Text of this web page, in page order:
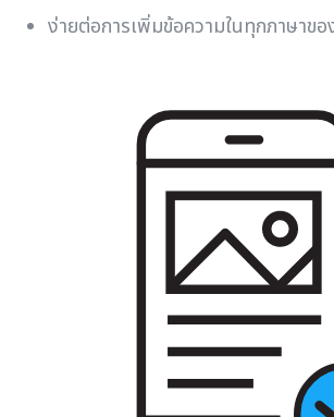
ง่ายต่อการเพิ่มข้อความในทุกภาษาขอ